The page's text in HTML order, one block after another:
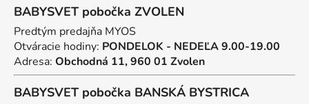
BABYSVET pobočka ZVOLEN
Predtým predajňa MYOS
Otváracie hodiny: PONDELOK - NEDEĽA 9.00-19.00
Adresa: Obchodná 11, 960 01 Zvolen
BABYSVET pobočka BANSKÁ BYSTRICA